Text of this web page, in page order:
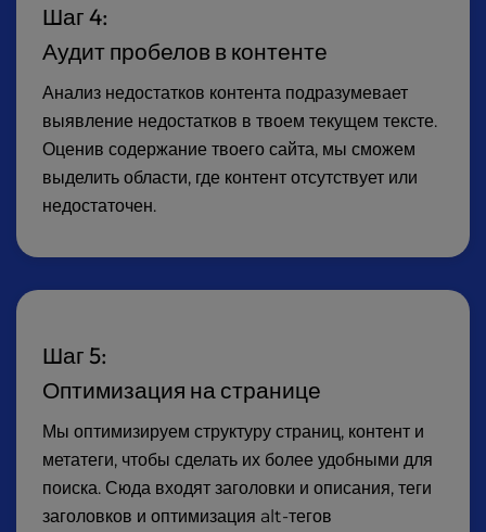
Шаг 4:
Аудит пробелов в контенте
Анализ недостатков контента подразумевает
выявление недостатков в твоем текущем тексте.
Оценив содержание твоего сайта, мы сможем
выделить области, где контент отсутствует или
недостаточен.
Шаг 5:
Оптимизация на странице
Мы оптимизируем структуру страниц, контент и
метатеги, чтобы сделать их более удобными для
поиска. Сюда входят заголовки и описания, теги
заголовков и оптимизация alt-тегов